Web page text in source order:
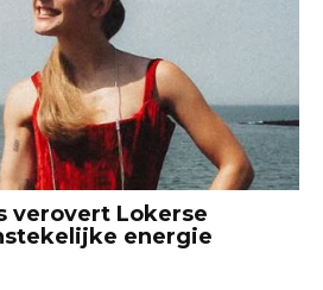
verovert Lokerse
energie